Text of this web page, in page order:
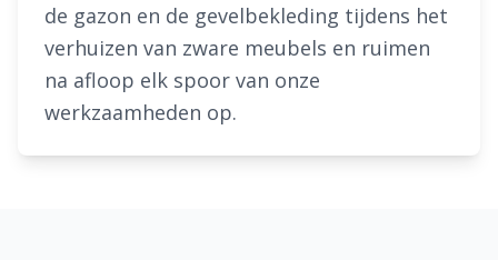
de gazon en de gevelbekleding tijdens het
verhuizen van zware meubels en ruimen
na afloop elk spoor van onze
werkzaamheden op.